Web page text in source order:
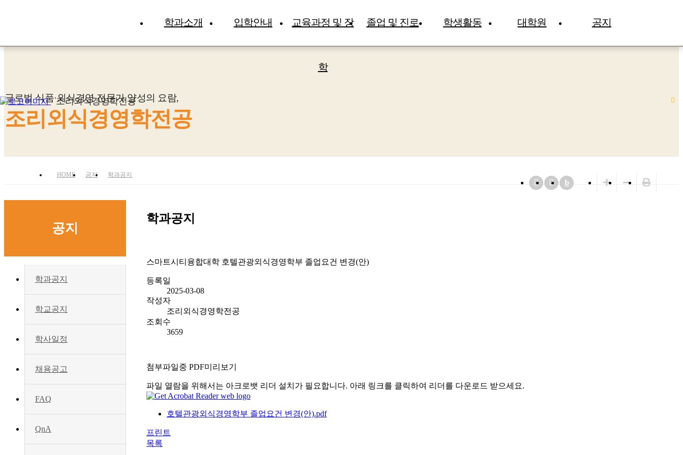
조리외식경영학전공
학과소개 입학안내 교육과정 및 장
학
졸업 및 진로 학생활동 대학원 공지
글로벌 식품·외식경영 전문가 양성의 요람,
조리외식경영학전공
HOME 공지 학과공지
b
공지
학과공지
학교공지
학사일정
채용공고
FAQ
QnA
학과공지
스마트시티융합대학 호텔관광외식경영학부 졸업요건 변경(안)
등록일
2025-03-08
작성자
조리외식경영학전공
조회수
3659
첨부파일중 PDF미리보기
파일 열람을 위해서는 아크로뱃 리더 설치가 필요합니다. 아래 링크를 클릭하여 리더를 다운로드 받으세요.
호텔관광외식경영학부 졸업요건 변경(안).pdf
프린트
목록